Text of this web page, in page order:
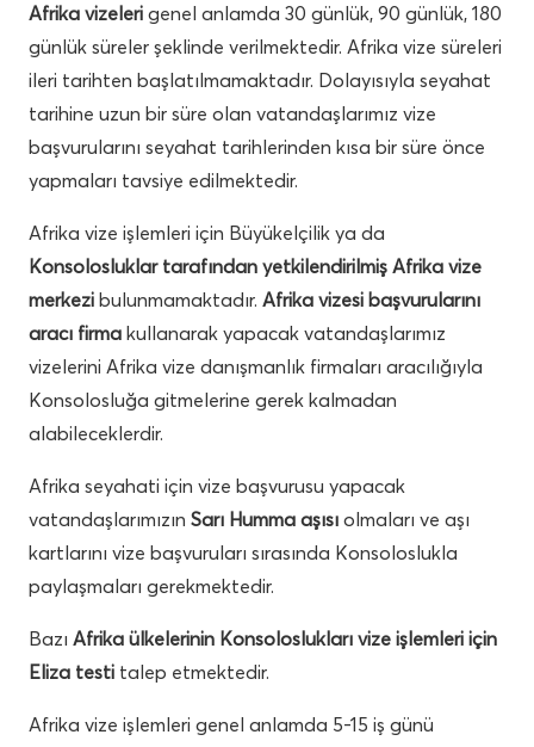
Afrika vizeleri genel anlamda 30 günlük, 90 günlük, 180
günlük süreler şeklinde verilmektedir. Afrika vize süreleri
ileri tarihten başlatılmamaktadır. Dolayısıyla seyahat
tarihine uzun bir süre olan vatandaşlarımız vize
başvurularını seyahat tarihlerinden kısa bir süre önce
yapmaları tavsiye edilmektedir.
Afrika vize işlemleri için Büyükelçilik ya da
Konsolosluklar tarafından yetkilendirilmiş Afrika vize
merkezi bulunmamaktadır. Afrika vizesi başvurularını
aracı firma kullanarak yapacak vatandaşlarımız
vizelerini Afrika vize danışmanlık firmaları aracılığıyla
Konsolosluğa gitmelerine gerek kalmadan
alabileceklerdir.
Afrika seyahati için vize başvurusu yapacak
vatandaşlarımızın Sarı Humma aşısı olmaları ve aşı
kartlarını vize başvuruları sırasında Konsoloslukla
paylaşmaları gerekmektedir.
Bazı Afrika ülkelerinin Konsoloslukları vize işlemleri için
Eliza testi talep etmektedir.
Afrika vize işlemleri genel anlamda 5-15 iş günü